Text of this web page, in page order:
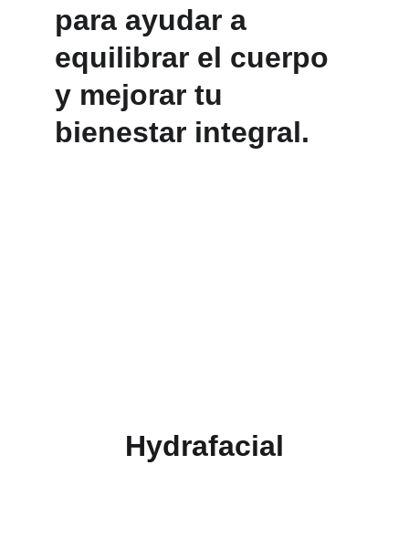
para ayudar a
equilibrar el cuerpo
y mejorar tu
bienestar integral.
Hydrafacial